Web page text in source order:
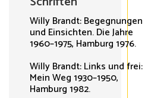
Willy Brandt: Begegnungen
und Einsichten. Die Jahre
1960–1975, Hamburg 1976.
Willy Brandt: Links und frei:
Mein Weg 1930–1950,
Hamburg 1982.